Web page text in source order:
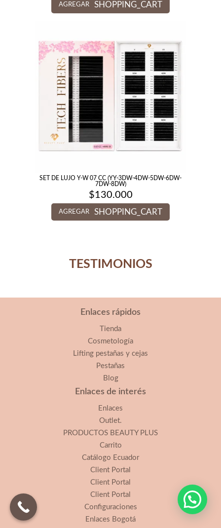
AGREGAR SHOPPING_CART
SET DE LUJO Y-W 07 CC (YY-3DW-4DW-5DW-6DW-
7DW-8DW)
$130.000
AGREGAR SHOPPING_CART
TESTIMONIOS
Enlaces rápidos
Tienda
Cosmetología
Lifting pestañas y cejas
Pestañas
Blog
Enlaces de interés
Enlaces
Outlet.
PRODUCTOS BEAUTY PLUS
Carrito
Catálogo Ecuador
Client Portal
Client Portal
Client Portal
Configuraciones
Enlaces Bogotá